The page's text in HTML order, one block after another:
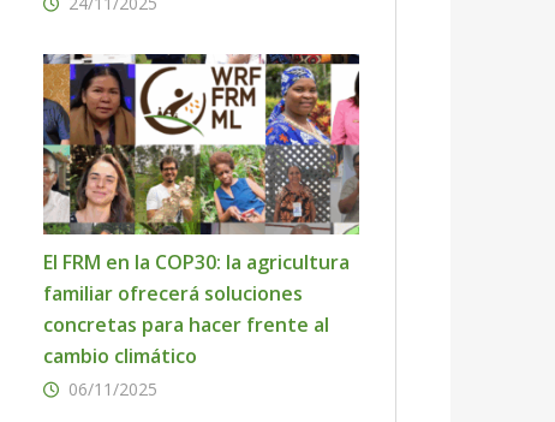
El FRM en la COP30: la agricultura
familiar ofrecerá soluciones
concretas para hacer frente al
cambio climático
06/11/2025